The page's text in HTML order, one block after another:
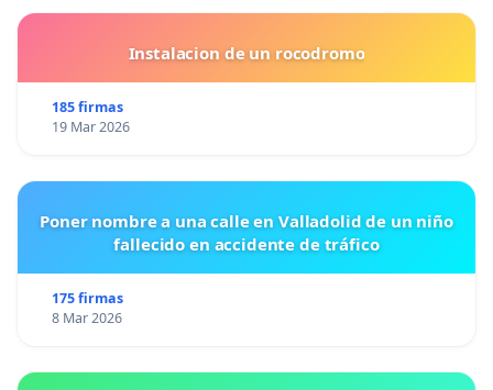
Instalacion de un rocodromo
185 firmas
19 Mar 2026
Poner nombre a una calle en Valladolid de un niño
fallecido en accidente de tráfico
175 firmas
8 Mar 2026